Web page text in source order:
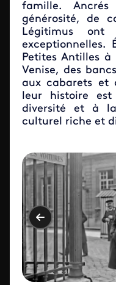
famille.
générosité, de
Légitimus ont
exceptionnelles.
Petites Antilles
Venise, des
aux cabarets et
leur histoire
diversité et à
culturel riche et